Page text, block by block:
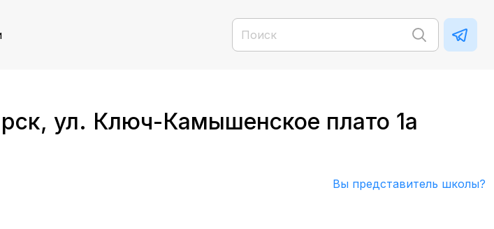
ул. Ключ-Камышенское плато 1а
Вы представитель школы?